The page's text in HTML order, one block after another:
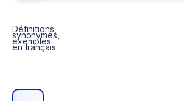
Définitions,
synonymes,
exemples
en français